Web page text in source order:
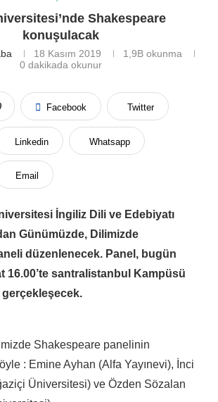
Shakespeare
konuşulacak
18 Kasım 2019 1,9B okunma
0 dakikada okunur
Facebook Twitter
Linkedin Whatsapp
Email
İngiliz Dili ve Edebiyatı
Günümüzde, Dilimizde
düzenlenecek. Panel, bugün
16.00’te santralistanbul Kampüsü
gerçekleşecek.
Shakespeare panelinin
: Emine Ayhan (Alfa Yayınevi), İnci
Üniversitesi) ve Özden Sözalan